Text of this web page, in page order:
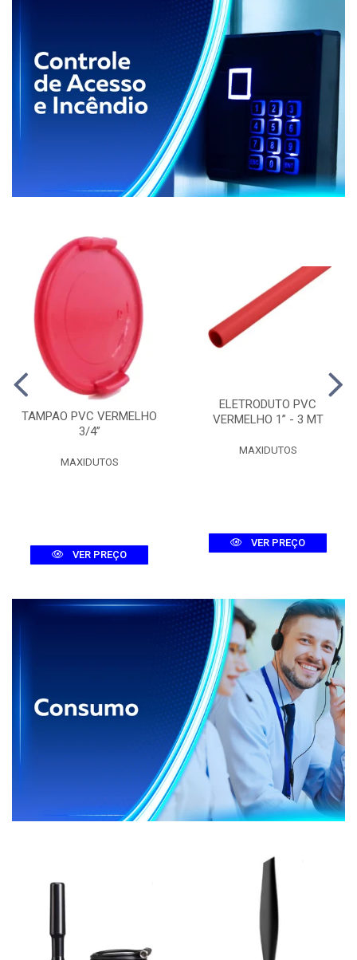
TAMPAO PVC VERMELHO
3/4”
MAXIDUTOS
VER PREÇO
ELETRODUTO PVC
VERMELHO 1” - 3 MT
MAXIDUTOS
VER PREÇO